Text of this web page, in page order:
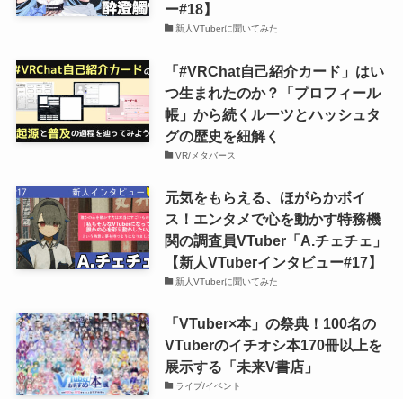
ー#18】
新人VTuberに聞いてみた
「#VRChat自己紹介カード」はい
つ生まれたのか？「プロフィール
帳」から続くルーツとハッシュタ
グの歴史を紐解く
VR/メタバース
元気をもらえる、ほがらかボイ
ス！エンタメで心を動かす特務機
関の調査員VTuber「A.チェチェ」
【新人VTuberインタビュー#17】
新人VTuberに聞いてみた
「VTuber×本」の祭典！100名の
VTuberのイチオシ本170冊以上を
展示する「未来V書店」
ライブ/イベント